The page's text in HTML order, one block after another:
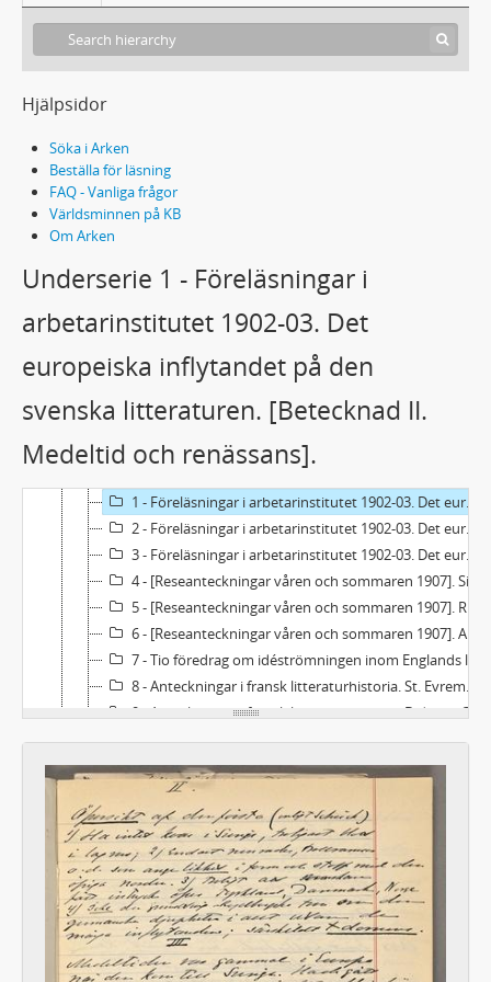
Hjälpsidor
Söka i Arken
Beställa för läsning
FAQ - Vanliga frågor
Världsminnen på KB
Om Arken
Underserie 1 - Föreläsningar i
arbetarinstitutet 1902-03. Det
europeiska inflytandet på den
svenska litteraturen. [Betecknad II.
Medeltid och renässans].
L41 - Ellen Keys samling
1 - Ellen Keys "tankeböcker"
2 - Anteckningsböcker
1 - Föreläsningar i arbetarinstitutet 1902-03. Det europeiska inflytandet på den svenska litteraturen. [Betecknad II. Medeltid och renässans].
2 - Föreläsningar i arbetarinstitutet 1902-03. Det europeiska inflytandet på den svenska litteraturen. [Storhetstiden].
3 - Föreläsningar i arbetarinstitutet 1902-03. Det europeiska inflytandet på den svenska litteraturen. [Frihetstiden]. I detta häfte är några blad utskurna i början.
4 - [Reseanteckningar våren och sommaren 1907]. Siracusa 1907 1/1 - .
5 - [Reseanteckningar våren och sommaren 1907]. Rom, Umbrien etc. våren 1907.
6 - [Reseanteckningar våren och sommaren 1907]. Anteckningar från och med 1907.
7 - Tio föredrag om idéströmningen inom Englands litteratur efter nationalismen.
8 - Anteckningar i fransk litteraturhistoria. St. Evremond, Vauvenauge, Joseph Joubert, Stendahl, H. F. Amiel.
9 - Anteckningar i fransk litteraturhistoria. Diderot, Grimm etc.
10 - Anteckningar i fransk litteraturhistoria. Franska revolutionens salonger. 1899.
11 - Anteckningar i fransk litteraturhistoria. Anteckningar ur M:me Staels arbeten.
12 - Anteckningar i fransk litteraturhistoria. Förstudier till George Sand.
13 - Anteckningar om Goethe, 1. (Med bilaga)
14 - Anteckningar om Goethe, 2. (Med bilaga)
15 - Afskrifter af bref från U. v. Feilitzen till A. F. Lindblad.
16 - Afskrifter af bref från U. v. Feilitzen till Sven Bring 1867-1872
17 - Afskrifter af bref från U. v. Feilitzen till Sven Bring 1872-1877.
18 - Om Erik Gustaf Geijer. Ett föredrag jag höll på lärokursen 1875, samt på Folkskoleföreningens minnesfest 1897. [Diverse utdrag och avskrifter].
19 - "I denna bok är skrifvet huller om buller, från 1901 och nu 1906 - ingen riktig följd".